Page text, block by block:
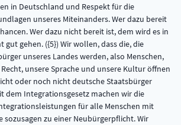
in Deutschland und Respekt für die
unseres Miteinanders. Wer dazu bereit
Wer dazu nicht bereit ist, dem wird es in
gut gehen. ({5}) Wir wollen, dass die, die
unseres Landes werden, also Menschen,
unsere Sprache und unsere Kultur öffnen
oder noch nicht deutsche Staatsbürger
dem Integrationsgesetz machen wir die
für alle Menschen mit
sozusagen zu einer Neubürgerpflicht. Wir